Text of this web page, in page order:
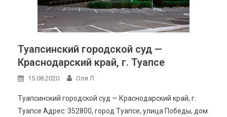
Туапсинский городской суд —
Краснодарский край, г. Туапсе
15.08.2020 Оля Л
Туапсинский городской суд — Краснодарский край, г.
Туапсе Адрес: 352800, город Туапсе, улица Победы, дом